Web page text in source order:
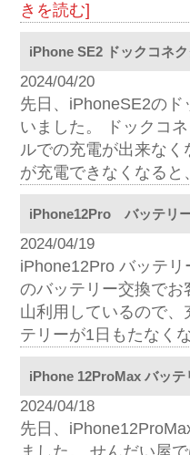
きを読む]
iPhone SE2 ドックコネ
2024/04/20
先日、iPhoneSE2の
いました。 ドックコ
ルでの充電が出来な
が充電できなくなると
iPhone12Pro バッテリ
2024/04/19
iPhone12Pro バッテ
のバッテリー交換でお
山利用しているので、
テリーが1日もたなく
iPhone 12ProMax バッテ
2024/04/18
先日、
ました。 せんだい屋